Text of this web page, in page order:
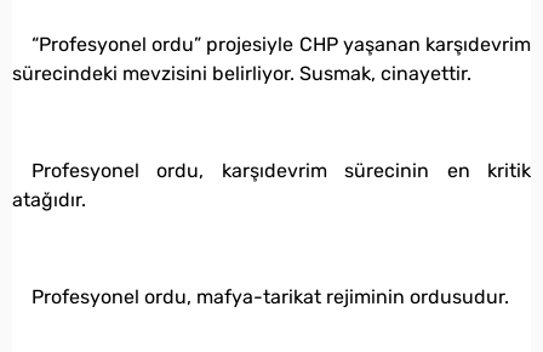
“Profesyonel ordu” projesiyle CHP yaşanan karşıdevrim
sürecindeki mevzisini belirliyor. Susmak, cinayettir.
Profesyonel ordu, karşıdevrim sürecinin en kritik
atağıdır.
Profesyonel ordu, mafya-tarikat rejiminin ordusudur.